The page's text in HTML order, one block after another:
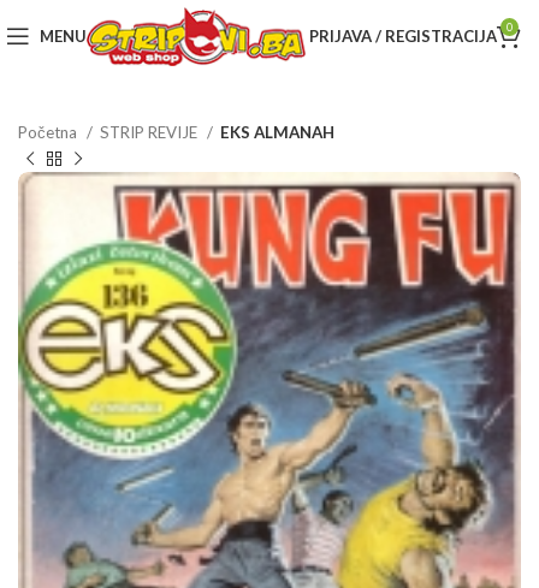
MENU PRIJAVA / REGISTRACIJA 0
Početna STRIP REVIJE EKS ALMANAH